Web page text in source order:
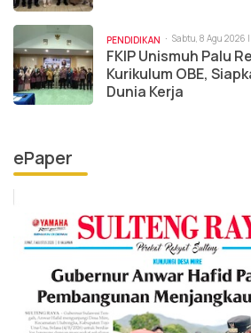
PENDIDIKAN Sabtu, 8 Agu 2026
FKIP Unismuh Palu
Kurikulum OBE,
Dunia Kerja
ePaper